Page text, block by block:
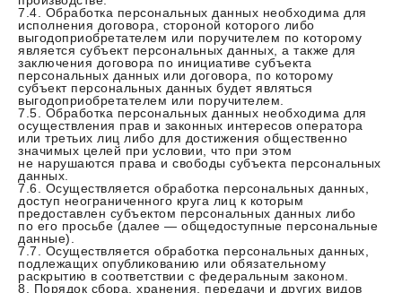
7.4. Обработка персональных данных необходима для
исполнения договора, стороной которого либо
выгодоприобретателем или поручителем по которому
является субъект персональных данных, а также для
заключения договора по инициативе субъекта
персональных данных или договора, по которому
субъект персональных данных будет являться
выгодоприобретателем или поручителем.
7.5. Обработка персональных данных необходима для
осуществления прав и законных интересов оператора
или третьих лиц либо для достижения общественно
значимых целей при условии, что при этом
не нарушаются права и свободы субъекта персональных
данных.
7.6. Осуществляется обработка персональных данных,
доступ неограниченного круга лиц к которым
предоставлен субъектом персональных данных либо
по его просьбе (далее — общедоступные персональные
данные).
7.7. Осуществляется обработка персональных данных,
подлежащих опубликованию или обязательному
раскрытию в соответствии с федеральным законом.
8. Порядок сбора, хранения, передачи и других видов